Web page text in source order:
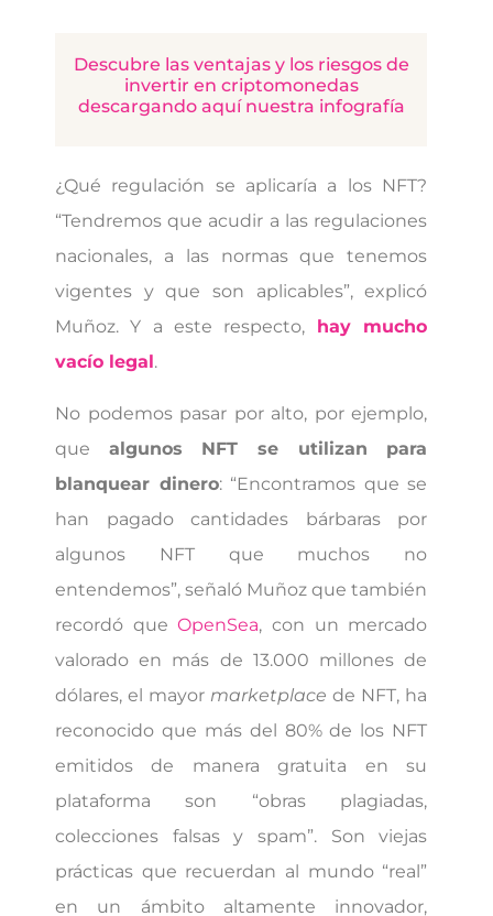
Descubre las ventajas y los riesgos de
invertir en criptomonedas
descargando aquí nuestra infografía
¿Qué regulación se aplicaría a los NFT?
“Tendremos que acudir a las regulaciones
nacionales, a las normas que tenemos
vigentes y que son aplicables”, explicó
Muñoz. Y a este respecto,
hay mucho
vacío legal.
No podemos pasar por alto, por ejemplo,
que algunos NFT se utilizan para
blanquear dinero: “Encontramos que se
han pagado cantidades bárbaras por
algunos NFT que muchos no
entendemos”, señaló Muñoz que también
recordó queOpenSea, con un mercado
valorado en más de 13.000 millones de
dólares, el mayor marketplace de NFT, ha
reconocido que más del 80% de los NFT
emitidos de manera gratuita en su
plataforma son “obras plagiadas,
colecciones falsas y spam”. Son viejas
prácticas que recuerdan al mundo “real”
en un ámbito altamente innovador,